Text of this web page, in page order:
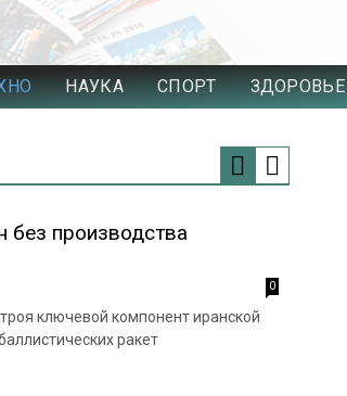
НАУКА СПОРТ ЗДОРОВЬЕ
без производства
0
ключевой компонент иранской
ракет